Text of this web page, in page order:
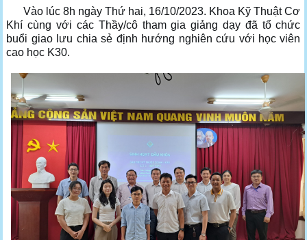
Vào lúc 8h ngày Thứ hai, 16/10/2023. Khoa Kỹ Thuật Cơ
Khí cùng với các Thầy/cô tham gia giảng dạy đã tổ chức
buổi giao lưu chia sẻ định hướng nghiên cứu với học viên
cao học K30.